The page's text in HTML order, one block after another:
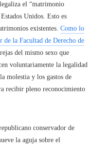
el “matrimonio
Unidos. Esto es
existentes. Como lo
la Facultad de Derecho de
del mismo sexo que
voluntariamente la legalidad
molestia y los gastos de
recibir pleno reconocimiento
conservador de
la aguja sobre el